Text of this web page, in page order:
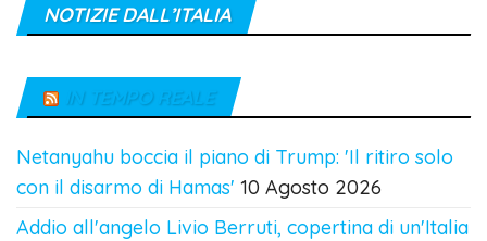
NOTIZIE DALL’ITALIA
IN TEMPO REALE
Netanyahu boccia il piano di Trump: 'Il ritiro solo
con il disarmo di Hamas' 10 Agosto 2026
Addio all'angelo Livio Berruti, copertina di un'Italia